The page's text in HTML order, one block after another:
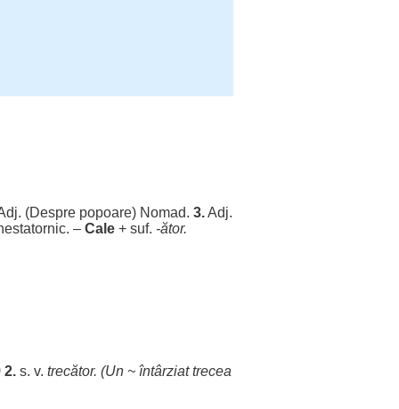
(Despre popoare) Nomad. 3.Adj.
. – Cale + suf. -ător.
2. s. v. trecător. (Un ~ întârziat trecea